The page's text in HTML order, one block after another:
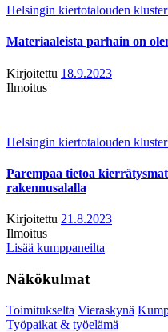
Helsingin kiertotalouden
Materiaaleista parhain on
Kirjoitettu 18.9.2023
Ilmoitus
Helsingin kiertotalouden
Parempaa tietoa
rakennusalalla
Kirjoitettu 21.8.2023
Ilmoitus
Lisää kumppaneilta
Näkökulmat
Toimitukselta Vieraskynä
Työpaikat & työelämä